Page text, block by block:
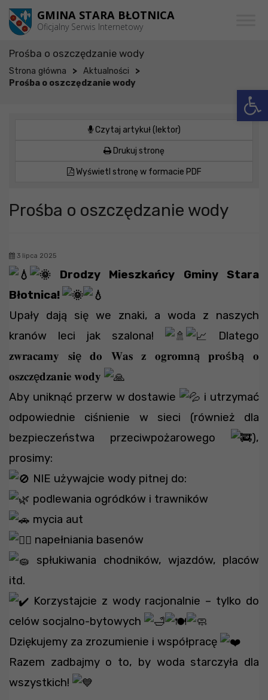
Przejdź do menu
Przejdź do głównej treści strony
Przejdź do stopki strony GMINA STARA BŁOTNICA
Oficjalny Serwis Internetowy
Prośba o oszczędzanie wody
Strona główna > Aktualności >
Prośba o oszczędzanie wody
Czytaj artykuł (lektor)
Drukuj stronę
Wyświetl stronę w formacie PDF
Prośba o oszczędzanie wody
3 lipca 2025
Drodzy Mieszkańcy Gminy Stara
Błotnica!
Upały dają się we znaki, a woda z naszych
kranów leci jak szalona!
Dlatego
𝐳𝐰𝐫𝐚𝐜𝐚𝐦𝐲 𝐬𝐢ę 𝐝𝐨 𝐖𝐚𝐬 𝐳 𝐨𝐠𝐫𝐨𝐦𝐧ą 𝐩𝐫𝐨ś𝐛ą 𝐨
𝐨𝐬𝐳𝐜𝐳ę𝐝𝐳𝐚𝐧𝐢𝐞 𝐰𝐨𝐝𝐲
Aby uniknąć przerw w dostawie
i utrzymać
odpowiednie ciśnienie w sieci (również dla
bezpieczeństwa przeciwpożarowego
),
prosimy:
NIE używajcie wody pitnej do:
podlewania ogródków i trawników
mycia aut
napełniania basenów
spłukiwania chodników, wjazdów, placów
itd.
Korzystajcie z wody racjonalnie – tylko do
celów socjalno-bytowych
Dziękujemy za zrozumienie i współpracę
Razem zadbajmy o to, by woda starczyła dla
wszystkich!